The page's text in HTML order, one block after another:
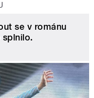
se v románu
splnilo.